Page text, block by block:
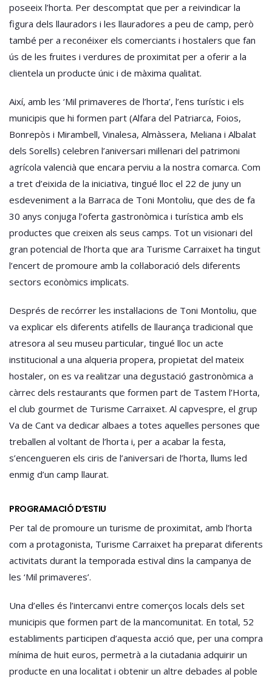
poseeix l’horta. Per descomptat que per a reivindicar la
figura dels llauradors i les llauradores a peu de camp, però
també per a reconéixer els comerciants i hostalers que fan
ús de les fruites i verdures de proximitat per a oferir a la
clientela un producte únic i de màxima qualitat.
Així, amb les ‘Mil primaveres de l’horta’, l’ens turístic i els
municipis que hi formen part (Alfara del Patriarca, Foios,
Bonrepòs i Mirambell, Vinalesa, Almàssera, Meliana i Albalat
dels Sorells) celebren l’aniversari mil·lenari del patrimoni
agrícola valencià que encara perviu a la nostra comarca. Com
a tret d’eixida de la iniciativa, tingué lloc el 22 de juny un
esdeveniment a la Barraca de Toni Montoliu, que des de fa
30 anys conjuga l’oferta gastronòmica i turística amb els
productes que creixen als seus camps. Tot un visionari del
gran potencial de l’horta que ara Turisme Carraixet ha tingut
l’encert de promoure amb la col·laboració dels diferents
sectors econòmics implicats.
Després de recórrer les instal·lacions de Toni Montoliu, que
va explicar els diferents atifells de llaurança tradicional que
atresora al seu museu particular, tingué lloc un acte
institucional a una alqueria propera, propietat del mateix
hostaler, on es va realitzar una degustació gastronòmica a
càrrec dels restaurants que formen part de Tastem l’Horta,
el club gourmet de Turisme Carraixet. Al capvespre, el grup
Va de Cant va dedicar albaes a totes aquelles persones que
treballen al voltant de l’horta i, per a acabar la festa,
s’encengueren els ciris de l’aniversari de l’horta, llums led
enmig d’un camp llaurat.
PROGRAMACIÓ D’ESTIU
Per tal de promoure un turisme de proximitat, amb l’horta
com a protagonista, Turisme Carraixet ha preparat diferents
activitats durant la temporada estival dins la campanya de
les ‘Mil primaveres’.
Una d’elles és l’intercanvi entre comerços locals dels set
municipis que formen part de la mancomunitat. En total, 52
establiments participen d’aquesta acció que, per una compra
mínima de huit euros, permetrà a la ciutadania adquirir un
producte en una localitat i obtenir un altre debades al poble